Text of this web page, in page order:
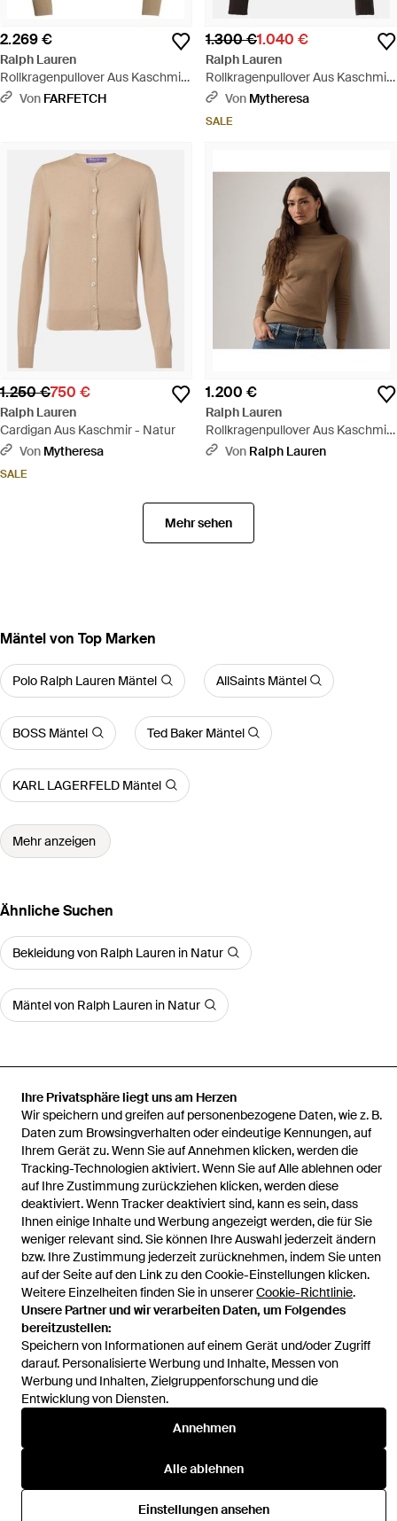
Ihre Privatsphäre liegt uns am Herzen
Wir speichern und greifen auf personenbezogene Daten, wie z. B.
Daten zum Browsingverhalten oder eindeutige Kennungen, auf
Ihrem Gerät zu. Wenn Sie auf Annehmen klicken, werden die
Tracking-Technologien aktiviert. Wenn Sie auf Alle ablehnen oder
auf Ihre Zustimmung zurückziehen klicken, werden diese
deaktiviert. Wenn Tracker deaktiviert sind, kann es sein, dass
Ihnen einige Inhalte und Werbung angezeigt werden, die für Sie
weniger relevant sind. Sie können Ihre Auswahl jederzeit ändern
bzw. Ihre Zustimmung jederzeit zurücknehmen, indem Sie unten
auf der Seite auf den Link zu den Cookie-Einstellungen klicken.
Weitere Einzelheiten finden Sie in unsererCookie-Richtlinie.
Unsere Partner und wir verarbeiten Daten, um Folgendes
bereitzustellen:
Speichern von Informationen auf einem Gerät und/oder Zugriff
darauf. Personalisierte Werbung und Inhalte, Messen von
Werbung und Inhalten, Zielgruppenforschung und die
Entwicklung von Diensten.
Annehmen
Alle ablehnen
Einstellungen ansehen
2.269 €
Ralph Lauren
Rollkragenpullover Aus Kaschmir
- Natur
Von FARFETCH
1.300 €1.040 €
Ralph Lauren
Rollkragenpullover Aus Kaschmir
- Schwarz
Von Mytheresa
SALE
1.250 €750 €
Ralph Lauren
Cardigan Aus Kaschmir - Natur
Von Mytheresa
SALE
1.200 €
Ralph Lauren
Rollkragenpullover Aus Kaschmir
- Braun
Von Ralph Lauren
Mehr sehen
Mäntel von Top Marken
Polo Ralph Lauren Mäntel AllSaints Mäntel
BOSS Mäntel Ted Baker Mäntel
KARL LAGERFELD Mäntel
Mehr anzeigen
Ähnliche Suchen
Bekleidung von Ralph Lauren in Natur
Mäntel von Ralph Lauren in Natur
Startseite Damen Mäntel Ralph Lauren Mäntel
Balmacaan-
Mantel Donagen Aus Kaschmir
Hilfe und Informationen